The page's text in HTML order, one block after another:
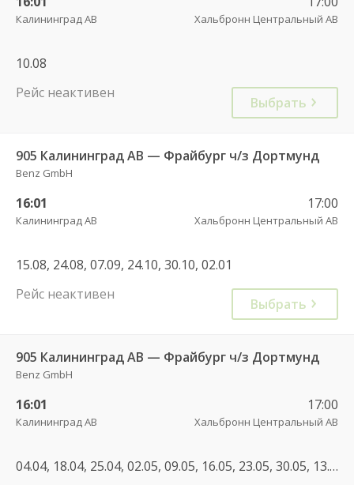
Калининград АВ Хальбронн Центральный АВ
10.08
Рейс неактивен
Выбрать
905 Калининград АВ — Фрайбург ч/з Дортмунд
Benz GmbH
16:01
Калининград АВ
17:00
Хальбронн Центральный АВ
15.08, 24.08, 07.09, 24.10, 30.10, 02.01
Рейс неактивен
Выбрать
905 Калининград АВ — Фрайбург ч/з Дортмунд
Benz GmbH
16:01
Калининград АВ
17:00
Хальбронн Центральный АВ
04.04, 18.04, 25.04, 02.05, 09.05, 16.05, 23.05, 30.05, 13.06, 23.06, 30.06, 04.07, 11.07, 14.07, 01.08, 08.08, 29.08, 05.09, 12.09, 13.09, 15.09, 30.05, 27.06, 01.08